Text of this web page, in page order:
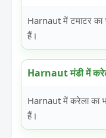
Harnaut में टमाटर
हैं।
Harnaut मंडी में
Harnaut में करेला का
हैं।